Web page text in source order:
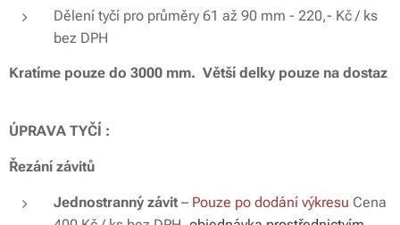
Dělení tyčí pro průměry 61 až 90 mm - 220,- Kč / ks
bez DPH
Kratíme pouze do 3000 mm. Větší delky pouze na dostaz
ÚPRAVA TYČÍ :
Řezání závitů
Jednostranný závit – Pouze po dodání výkresu Cena